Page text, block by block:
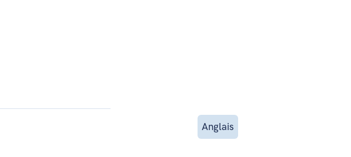
Anglais